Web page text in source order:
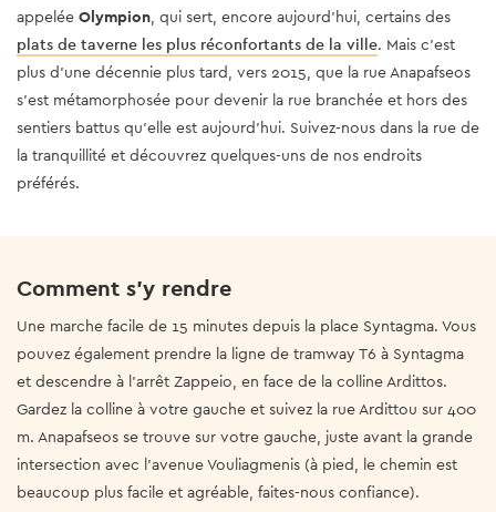
appelée Olympion, qui sert, encore aujourd'hui, certains des
plats de taverne les plus réconfortants de la ville. Mais c'est
plus d'une décennie plus tard, vers 2015, que la rue Anapafseos
s’est métamorphosée pour devenir la rue branchée et hors des
sentiers battus qu'elle est aujourd'hui. Suivez-nous dans la rue de
la tranquillité et découvrez quelques-uns de nos endroits
préférés.
Comment s'y rendre
Une marche facile de 15 minutes depuis la place Syntagma. Vous
pouvez également prendre la ligne de tramway T6 à Syntagma
et descendre à l'arrêt Zappeio, en face de la colline Ardittos.
Gardez la colline à votre gauche et suivez la rue Ardittou sur 400
m. Anapafseos se trouve sur votre gauche, juste avant la grande
intersection avec l'avenue Vouliagmenis (à pied, le chemin est
beaucoup plus facile et agréable, faites-nous confiance).